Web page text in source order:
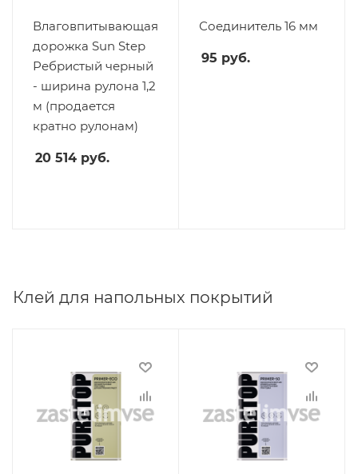
Влаговпитывающая
дорожка Sun Step
Ребристый черный
- ширина рулона 1,2
м (продается
кратно рулонам)
20 514 руб.
Соединитель 16 мм
95 руб.
Клей для напольных покрытий